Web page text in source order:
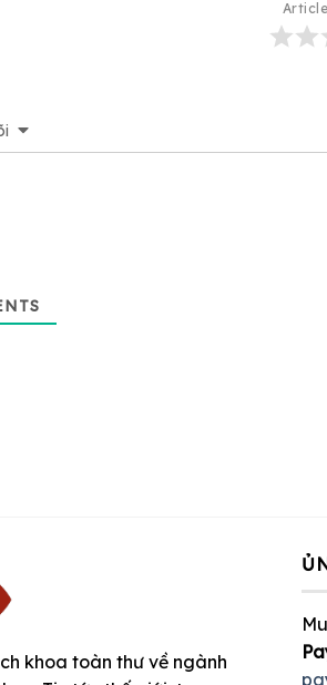
khoa toàn thư về ngành